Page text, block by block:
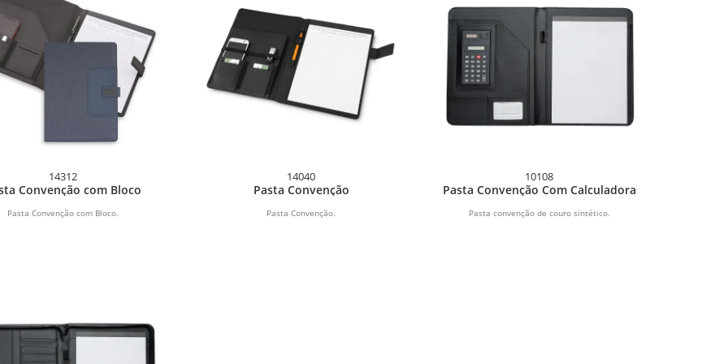
14312
Convenção com Bloco
Pasta Convenção com Bloco.
14040
Pasta Convenção
Pasta Convenção.
10108
Pasta Convenção Com Calculadora
Pasta convenção de couro sintético.